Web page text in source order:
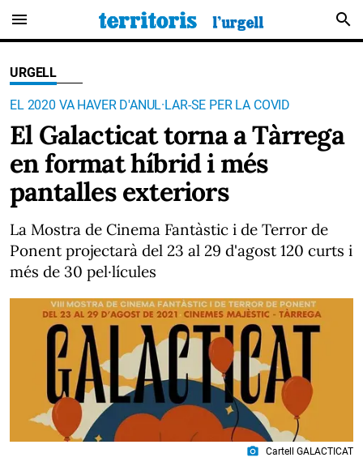
menu search
URGELL
EL 2020 VA HAVER D'ANUL·LAR-SE PER LA COVID
El Galacticat torna a Tàrrega
en format híbrid i més
pantalles exteriors
La Mostra de Cinema Fantàstic i de Terror de
Ponent projectarà del 23 al 29 d'agost 120 curts i
més de 30 pel·lícules
photo_camera Cartell GALACTICAT